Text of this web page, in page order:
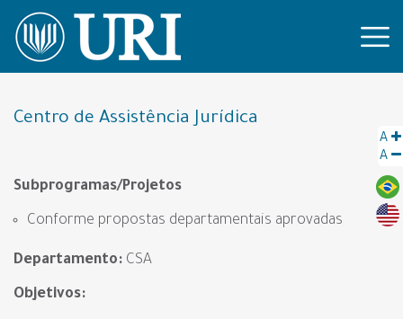
A
A
Centro de Assistência Jurídica
Subprogramas/Projetos
Conforme propostas departamentais aprovadas
Departamento: CSA
Objetivos: